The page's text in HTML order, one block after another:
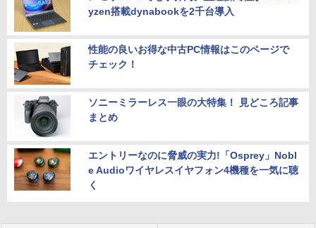
yzen搭載dynabookを2千台導入
性能の良いお得な中古PC情報はこのページで
チェック！
ソニーミラーレス一眼の大特集！ 見どころ記事
まとめ
エントリーなのに脅威の実力!「Osprey」Nobl
e Audioワイヤレスイヤフォン4機種を一気に聴
く